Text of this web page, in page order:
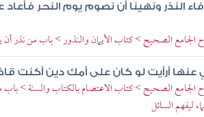
النذر ونهينا أن نصوم يوم النحر
الصحيح > كتاب الأيمان والنذور > باب من نذر أن
أرأيت لو كان على أمك دين أكنت
الجامع الصحيح > كتاب الاعتصام بالكتاب والسنة >
ليفهم السائل